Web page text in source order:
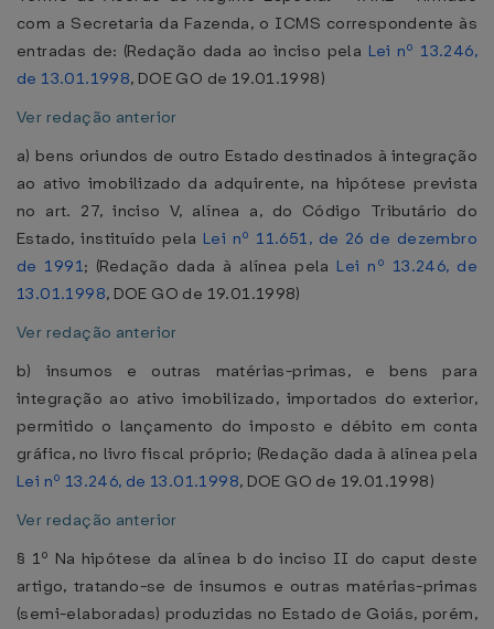
com a Secretaria da Fazenda, o ICMS correspondente às
entradas de: (Redação dada ao inciso pela Lei nº 13.246,
de 13.01.1998, DOE GO de 19.01.1998)
Ver redação anterior
a) bens oriundos de outro Estado destinados à integração
ao ativo imobilizado da adquirente, na hipótese prevista
no art. 27, inciso V, alínea a, do Código Tributário do
Estado, instituído pela Lei nº 11.651, de 26 de dezembro
de 1991; (Redação dada à alínea pela Lei nº 13.246, de
13.01.1998, DOE GO de 19.01.1998)
Ver redação anterior
b) insumos e outras matérias-primas, e bens para
integração ao ativo imobilizado, importados do exterior,
permitido o lançamento do imposto e débito em conta
gráfica, no livro fiscal próprio; (Redação dada à alínea pela
Lei nº 13.246, de 13.01.1998, DOE GO de 19.01.1998)
Ver redação anterior
§ 1º Na hipótese da alínea b do inciso II do caput deste
artigo, tratando-se de insumos e outras matérias-primas
(semi-elaboradas) produzidas no Estado de Goiás, porém,